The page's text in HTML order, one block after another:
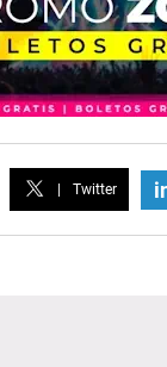
Twitter